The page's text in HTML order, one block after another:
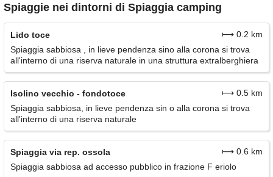
Spiaggie nei dintorni di Spiaggia camping
Lido toce
⟼ 0.2 km
Spiaggia sabbiosa , in lieve pendenza sino alla corona si trova
all'interno di una riserva naturale in una struttura extralberghiera
Isolino vecchio - fondotoce
⟼ 0.5 km
Spiaggia sabbiosa, in lieve pendenza sin o alla corona si trova
all'interno di una riserva naturale
Spiaggia via rep. ossola
⟼ 0.6 km
Spiaggia sabbiosa ad accesso pubblico in frazione F eriolo